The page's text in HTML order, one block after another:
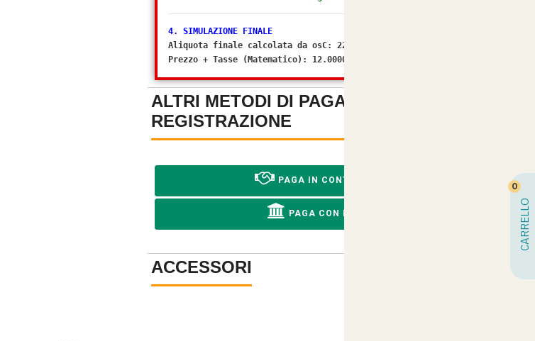
4. SIMULAZIONE FINALE
Aliquota finale calcolata da osC: 22%
Prezzo + Tasse (Matematico): 12.000042
ALTRI METODI DI PAGAMENTO SENZA
REGISTRAZIONE
PAGA IN CONTRASSEGNO
PAGA CON BONIFICO
ACCESSORI
CARRELLO
0